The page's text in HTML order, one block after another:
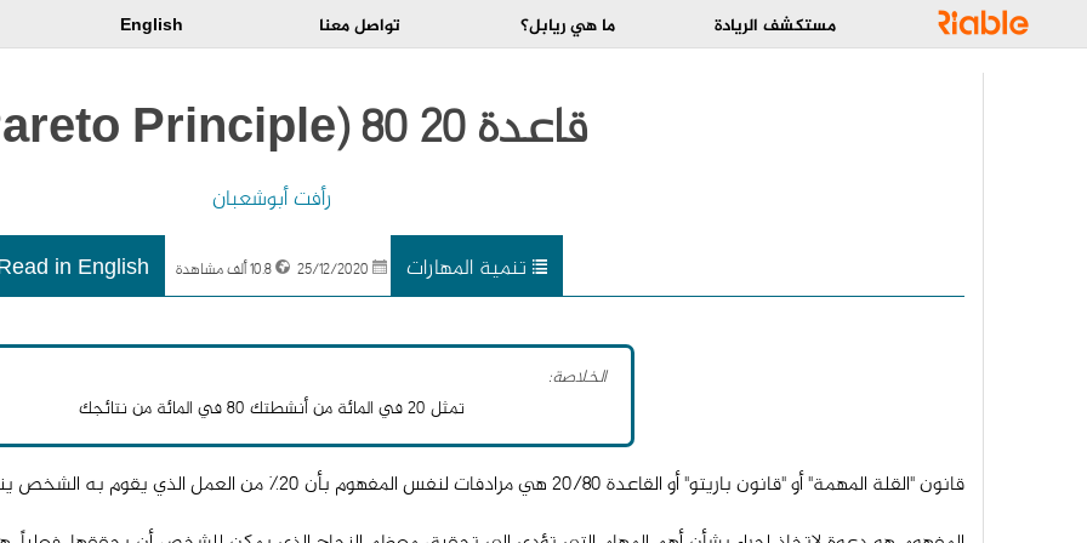
مستكشف الريادة ما هي ريابل؟ تواصل معنا English
قاعدة 20 80 (Pareto Principle)
رأفت أبوشعبان
تنمية المهارات
25/12/2020
in English
الخلاصة:
تمثل 20 في المائة من أنشطتك 80 في المائة من نتائجك
قانون "القلة المهمة" أو "قانون باريتو" أو القاعدة 20/80 هي مرادفات لنفس المفهوم بأن 20٪ من العمل الذي يقوم به الشخص ينتج 80٪ من النتائج التي يحققها